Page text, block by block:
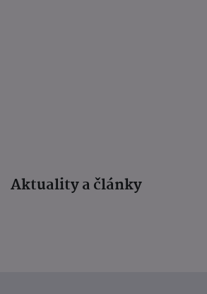
Aktuality a články